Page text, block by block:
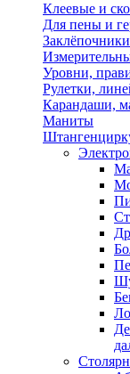
Клеевые и
Для пены и
Заклёпочники
Уровни,
Рулетки,
Карандаши,
Маниты